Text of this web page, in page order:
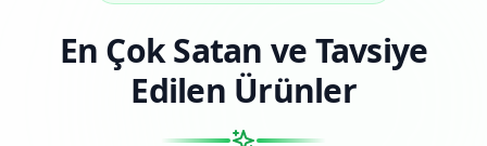
En Çok Satan ve Tavsiye
Edilen Ürünler